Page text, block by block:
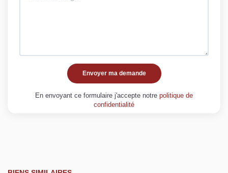
Envoyer ma demande
En envoyant ce formulaire j'accepte notre politique de
confidentialité